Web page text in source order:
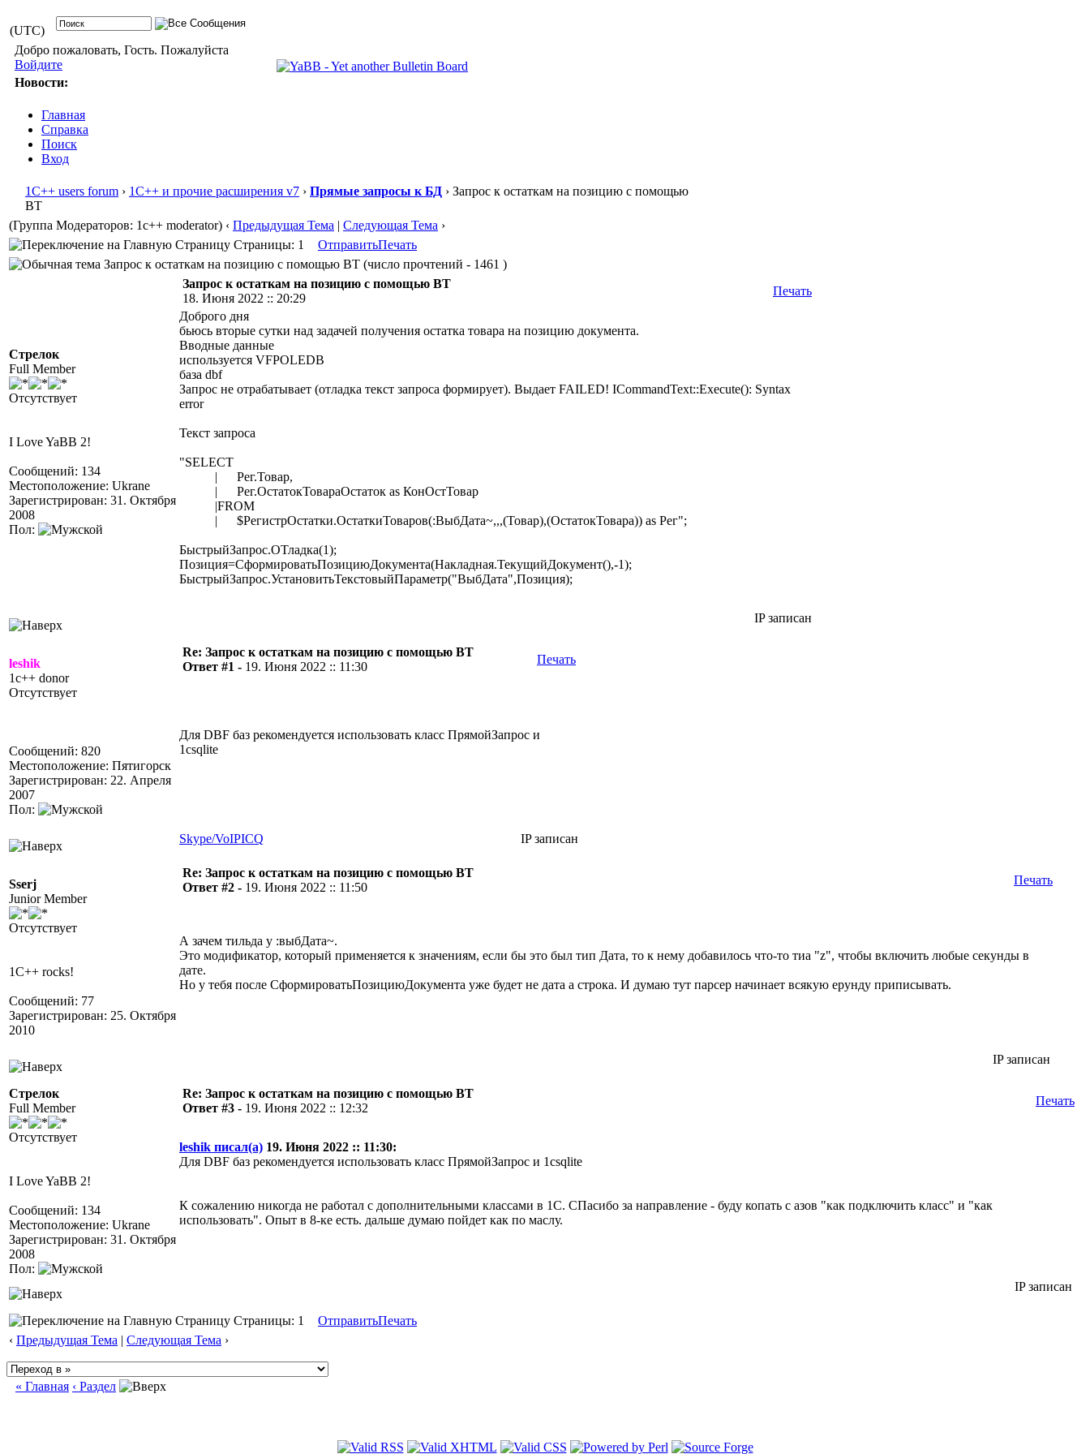
(UTC)
Добро пожаловать, Гость. Пожалуйста
Войдите
Новости:
Главная
Справка
Поиск
Вход
1С++ users forum › 1С++ и прочие расширения v7 › Прямые запросы к БД › Запрос к остаткам на позицию с помощью
ВТ
(Группа Модераторов: 1c++ moderator) ‹ Предыдущая Тема | Следующая Тема ›
Страницы: 1
ОтправитьПечать
Запрос к остаткам на позицию с помощью ВТ (число прочтений - 1461 )
Стрелок
Full Member
Отсутствует
I Love YaBB 2!
Сообщений: 134
Местоположение: Ukrane
Зарегистрирован: 31. Октября
2008
Пол:
Запрос к остаткам на позицию с помощью ВТ
18. Июня 2022 :: 20:29
Печать
Доброго дня
бьюсь вторые сутки над задачей получения остатка товара на позицию документа.
Вводные данные
используется VFPOLEDB
база dbf
Запрос не отрабатывает (отладка текст запроса формирует). Выдает FAILED! ICommandText::Execute(): Syntax
error
Текст запроса
"SELECT
| Рег.Товар,
| Рег.ОстатокТовараОстаток as КонОстТовар
|FROM
| $РегистрОстатки.ОстаткиТоваров(:ВыбДата~,,,(Товар),(ОстатокТовара)) as Рег";
БыстрыйЗапрос.ОТладка(1);
Позиция=СформироватьПозициюДокумента(Накладная.ТекущийДокумент(),-1);
БыстрыйЗапрос.УстановитьТекстовыйПараметр("ВыбДата",Позиция);
IP записан
leshik
1c++ donor
Отсутствует
Сообщений: 820
Местоположение: Пятигорск
Зарегистрирован: 22. Апреля
2007
Пол:
Re: Запрос к остаткам на позицию с помощью ВТ
Ответ #1 - 19. Июня 2022 :: 11:30
Печать
Для DBF баз рекомендуется использовать класс ПрямойЗапрос и
1csqlite
Skype/VoIPICQ IP записан
Sserj
Junior Member
Отсутствует
1C++ rocks!
Сообщений: 77
Зарегистрирован: 25. Октября
2010
Re: Запрос к остаткам на позицию с помощью ВТ
Ответ #2 - 19. Июня 2022 :: 11:50
Печать
А зачем тильда у :выбДата~.
Это модификатор, который применяется к значениям, если бы это был тип Дата, то к нему добавилось что-то тиа "z", чтобы включить любые секунды в
дате.
Но у тебя после СформироватьПозициюДокумента уже будет не дата а строка. И думаю тут парсер начинает всякую ерунду приписывать.
IP записан
Стрелок
Full Member
Отсутствует
I Love YaBB 2!
Сообщений: 134
Местоположение: Ukrane
Зарегистрирован: 31. Октября
2008
Пол:
Re: Запрос к остаткам на позицию с помощью ВТ
Ответ #3 - 19. Июня 2022 :: 12:32
Печать
leshik писал(а) 19. Июня 2022 :: 11:30:
Для DBF баз рекомендуется использовать класс ПрямойЗапрос и 1csqlite
К сожалению никогда не работал с дополнительными классами в 1С. СПасибо за направление - буду копать с азов "как подключить класс" и "как
использовать". Опыт в 8-ке есть. дальше думаю пойдет как по маслу.
IP записан
Страницы: 1 ОтправитьПечать
‹ Предыдущая Тема | Следующая Тема ›
« Главная ‹ Раздел